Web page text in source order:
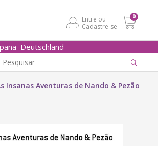
Entre ou
Cadastre-se
0
Deutschland
Insanas Aventuras de Nando & Pezão